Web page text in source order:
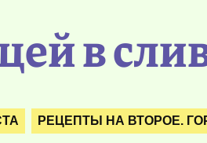
в
РЕЦЕПТЫ НА ВТОРОЕ.